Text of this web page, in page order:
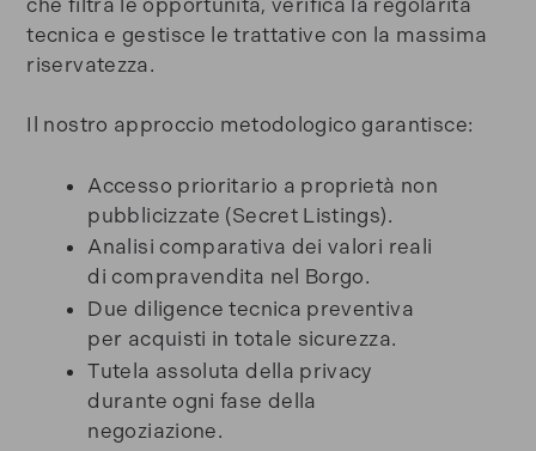
tecnica e gestisce le trattative con la massima
riservatezza.
Il nostro approccio metodologico garantisce:
Accesso prioritario a proprietà non
pubblicizzate (Secret Listings).
Analisi comparativa dei valori reali
di compravendita nel Borgo.
Due diligence tecnica preventiva
per acquisti in totale sicurezza.
Tutela assoluta della privacy
durante ogni fase della
negoziazione.